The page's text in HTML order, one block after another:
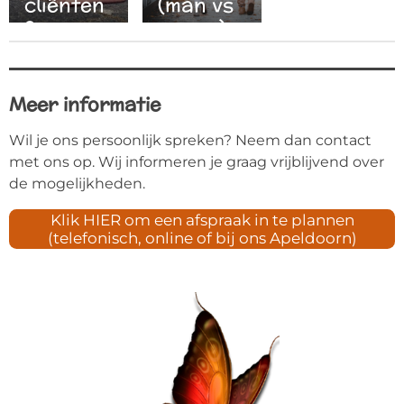
?
vrouw)
Meer informatie
Wil je ons persoonlijk spreken? Neem dan contact
met ons op. Wij informeren je graag vrijblijvend over
de mogelijkheden.
Klik HIER om een afspraak in te plannen
(telefonisch, online of bij ons Apeldoorn)